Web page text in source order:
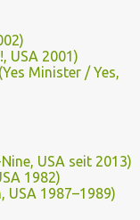
USA 2001)
Minister / Yes,
USA seit 2013)
1982)
USA 1987–1989)